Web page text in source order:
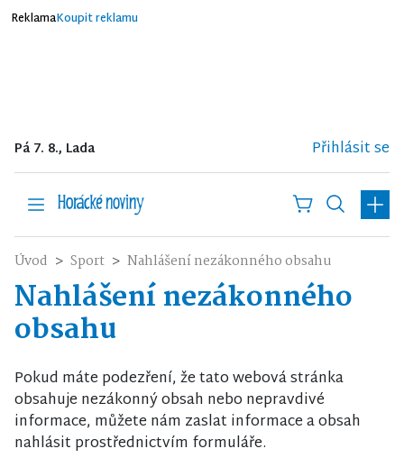
ReklamaKoupit reklamu
Pá 7. 8., Lada Přihlásit se
Úvod Sport Nahlášení nezákonného obsahu
Nahlášení nezákonného
obsahu
Pokud máte podezření, že tato webová stránka
obsahuje nezákonný obsah nebo nepravdivé
informace, můžete nám zaslat informace a obsah
nahlásit prostřednictvím formuláře.